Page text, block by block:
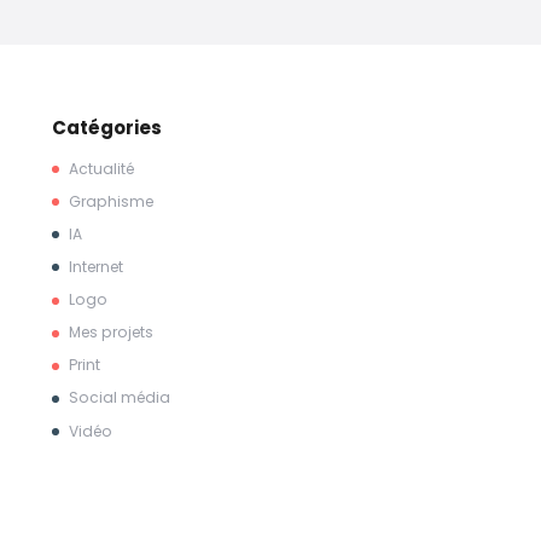
Catégories
Actualité
Graphisme
IA
Internet
Logo
Mes projets
Print
Social média
Vidéo